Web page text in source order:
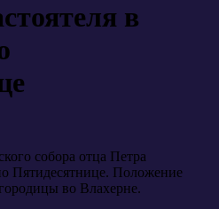
в
собора отца Петра
Пятидесятнице. Положение
во Влахерне.